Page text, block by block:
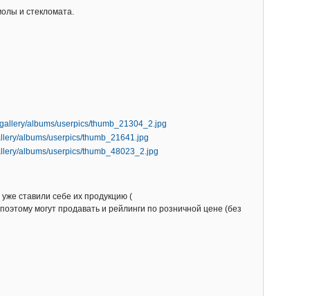
и стекломата.
ставили себе их продукцию (
могут продавать и рейлинги по розничной цене (без